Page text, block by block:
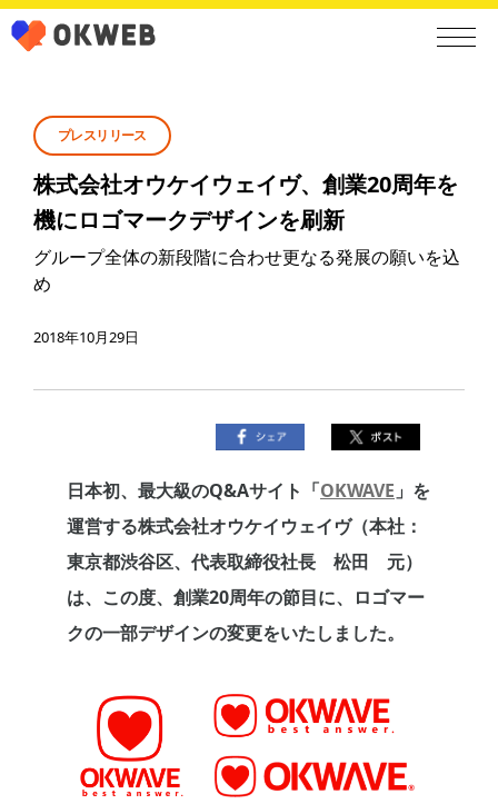
プレスリリース
株式会社オウケイウェイヴ、創業20周年を
機にロゴマークデザインを刷新
グループ全体の新段階に合わせ更なる発展の願いを込
め
2018年10月29日
日本初、最大級のQ&Aサイト「OKWAVE 」を
運営する株式会社オウケイウェイヴ（本社：
東京都渋谷区、代表取締役社長 松田 元）
は、この度、創業20周年の節目に、ロゴマー
クの一部デザインの変更をいたしました。